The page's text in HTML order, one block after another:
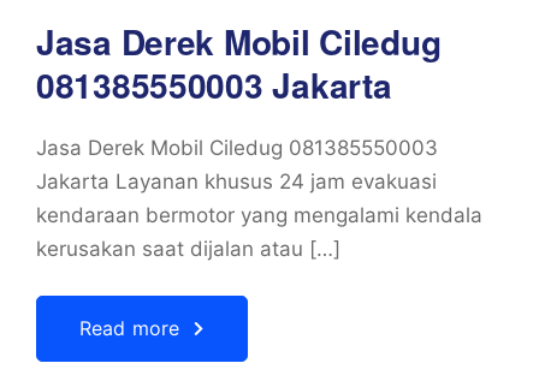
Jasa Derek Mobil Ciledug
081385550003 Jakarta
Jasa Derek Mobil Ciledug 081385550003
Jakarta Layanan khusus 24 jam evakuasi
kendaraan bermotor yang mengalami kendala
kerusakan saat dijalan atau […]
Read more